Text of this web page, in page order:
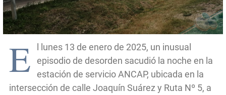
E
l lunes 13 de enero de 2025, un inusual
episodio de desorden sacudió la noche en la
estación de servicio ANCAP, ubicada en la
intersección de calle Joaquín Suárez y Ruta Nº 5, a